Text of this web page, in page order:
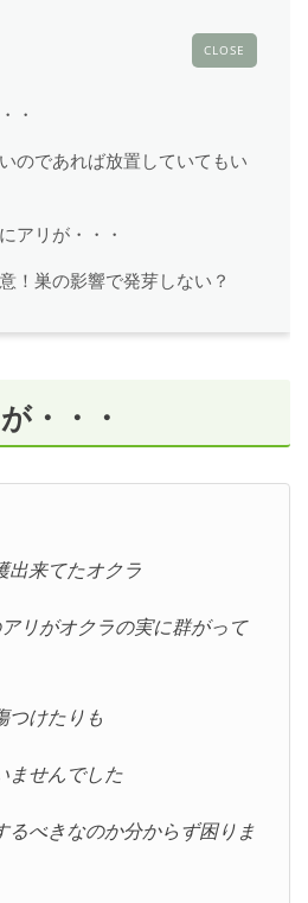
CLOSE
・
のであれば放置していてもい
アリが・・・
！巣の影響で発芽しない？
・・・
出来てたオクラ
リがオクラの実に群がって
つけたりも
ませんでした
るべきなのか分からず困りま